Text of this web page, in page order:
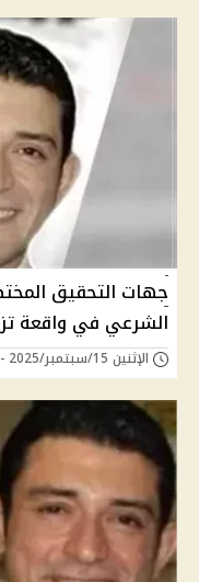
جهات التحقيق
الشرعي في واقعة
الإثنين 15/سبتمبر/2025 - 09:02 م